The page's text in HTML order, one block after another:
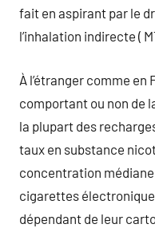
fait en aspirant par le
l’inhalation indirecte (
À l’étranger comme
comportant ou non de
la plupart des
taux en substance
concentration médiane
cigarettes
dépendant de leur